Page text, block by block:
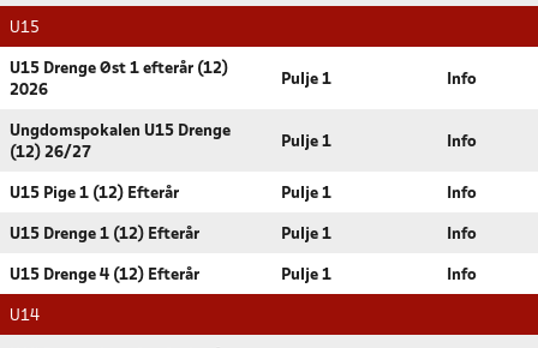
U15
U15 Drenge Øst 1 efterår (12)
2026
Pulje 1 Info
Ungdomspokalen U15 Drenge
(12) 26/27
Pulje 1 Info
U15 Pige 1 (12) Efterår Pulje 1 Info
U15 Drenge 1 (12) Efterår Pulje 1 Info
U15 Drenge 4 (12) Efterår Pulje 1 Info
U14